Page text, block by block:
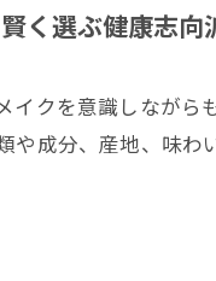
く選ぶ健康志
イクを意識しなが
や成分、産地、味